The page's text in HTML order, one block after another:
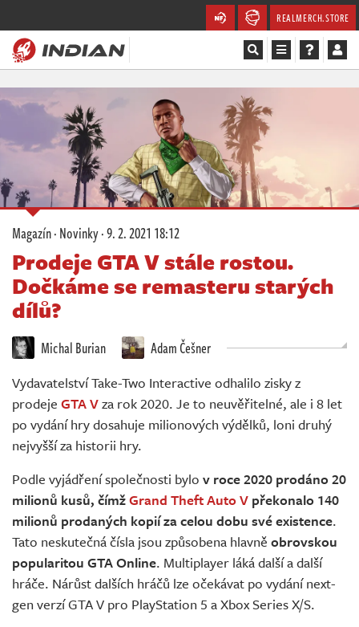
REALMERCH.STORE
Magazín
Soutěže
Databáze
Komunita
Živě
Magazín·Novinky·9. 2. 2021 18:12
Prodeje GTA V stále rostou.
Dočkáme se remasteru starých
dílů?
Michal Burian Adam Češner
Vydavatelství Take-Two Interactive odhalilo zisky z
prodeje GTA Vza rok 2020. Je to neuvěřitelné, ale i 8 let
po vydání hry dosahuje milionových výdělků, loni druhý
nejvyšší za historii hry.
Podle vyjádření společnosti bylo v roce 2020 prodáno 20
milionů kusů, čímžGrand Theft Auto V překonalo 140
milionů prodaných kopií za celou dobu své existence.
Tato neskutečná čísla jsou způsobena hlavně obrovskou
popularitou GTA Online. Multiplayer láká další a další
hráče. Nárůst dalších hráčů lze očekávat po vydání next-
gen verzí GTA V pro PlayStation 5 a Xbox Series X/S.